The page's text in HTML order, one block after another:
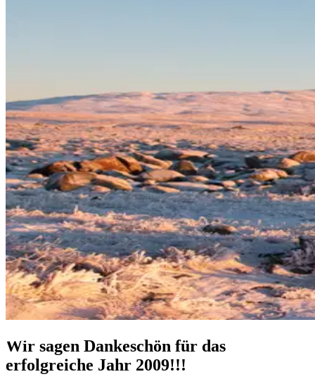
Wir sagen Dankeschön für das
erfolgreiche Jahr 2009!!!